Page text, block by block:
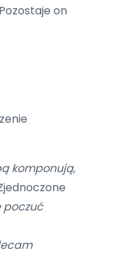
on
komponują,
poczuć